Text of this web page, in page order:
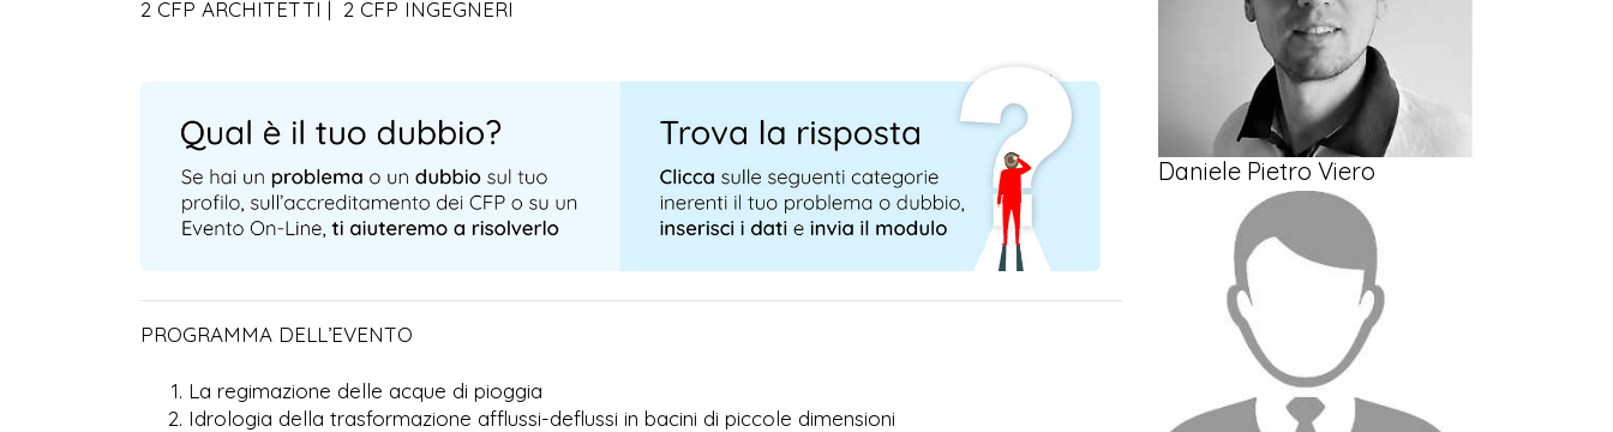
2 CFP ARCHITETTI | 2 CFP INGEGNERI
PROGRAMMA DELL’EVENTO
La regimazione delle acque di pioggia
Idrologia della trasformazione afflussi-deflussi in bacini di piccole dimensioni
Daniele Pietro Viero